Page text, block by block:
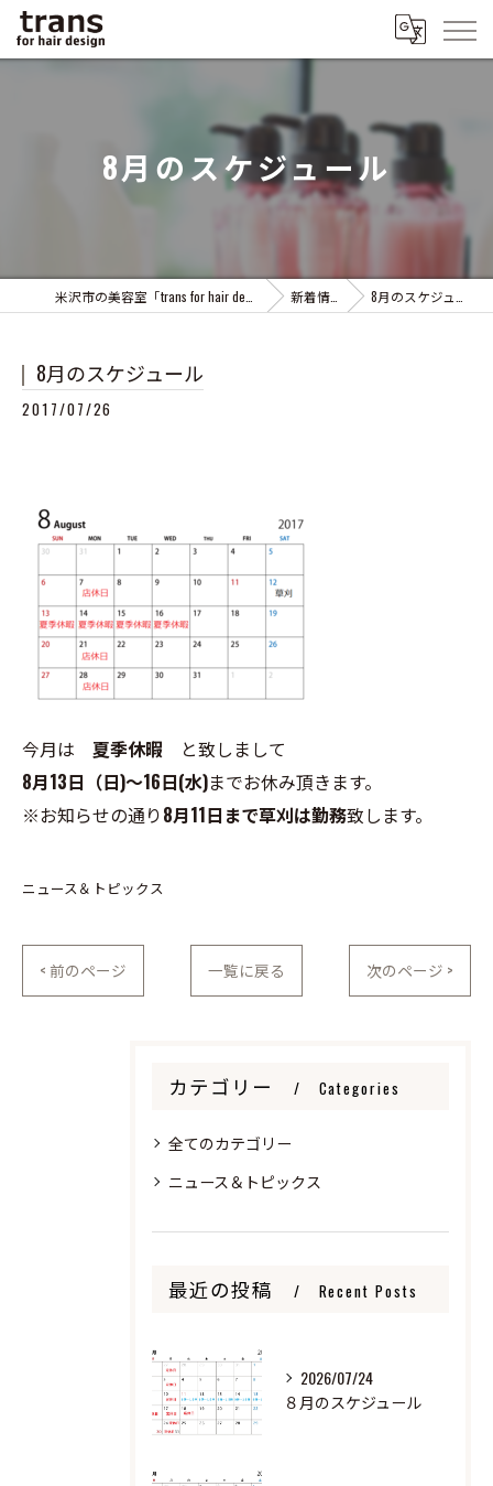
8月のスケジュール
新着情報 8月のスケジュール
8月のスケジュール
2017/07/26
今月は 夏季休暇 と致しまして
8月13日（日)～16日(水)までお休み頂きます。
※お知らせの通り8月11日まで草刈は勤務致します。
ニュース＆トピックス
< 前のページ 一覧に戻る 次のページ >
カテゴリー Categories
全てのカテゴリー
ニュース＆トピックス
最近の投稿 Recent Posts
2026/07/24
８月のスケジュール